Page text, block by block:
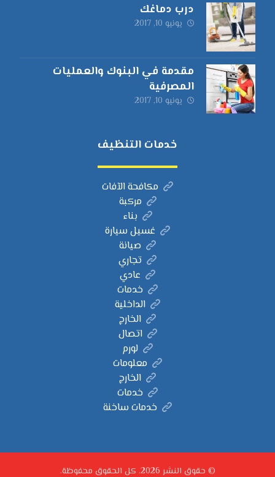
درب دماغك
يونيو 10, 2017
مقدمة في البنوك والعمليات
المصرفية
يونيو 10, 2017
خدمات التنظيف
مكافحة الآفات
مركبة
بناء
غسيل سيارة
صيانة
تجاري
عادي
خدمات
الداخلية
الخارج
اتصال
لورم
معلومات
الخارج
خدمات
خدمات ساخنة
© حقوق النشر 2026. كل الحقوق محفوظة.